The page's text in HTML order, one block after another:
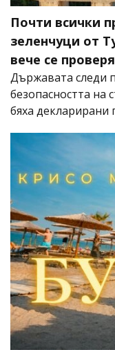
Почти всички
зеленчуци от
вече се
Държавата следи
безопасността на
бяха декларирани